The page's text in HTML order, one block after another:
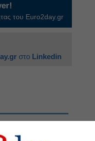
του Euro2day.gr
στο Linkedin